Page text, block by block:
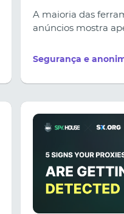
A maioria das
anúncios mostra
media utilizam
anúncios
geográfica, sem
Segurança e